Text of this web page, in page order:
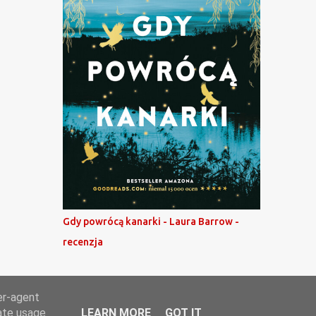
Gdy powrócą kanarki - Laura Barrow -
recenzja
agent
usage
LEARN MORE GOT IT